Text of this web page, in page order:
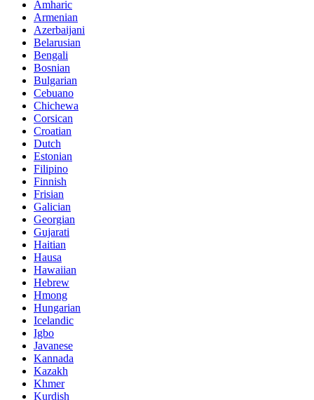
Amharic
Armenian
Azerbaijani
Belarusian
Bengali
Bosnian
Bulgarian
Cebuano
Chichewa
Corsican
Croatian
Dutch
Estonian
Filipino
Finnish
Frisian
Galician
Georgian
Gujarati
Haitian
Hausa
Hawaiian
Hebrew
Hmong
Hungarian
Icelandic
Igbo
Javanese
Kannada
Kazakh
Khmer
Kurdish